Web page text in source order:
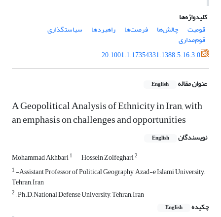
کلیدواژه‌ها
قومیت
چالش‌ها فرصت‌ها راهبردها سیاستگذاری
قوم‌مداری
20.1001.1.17354331.1388.5.16.3.0
عنوان مقاله English
A Geopolitical Analysis of Ethnicity in Iran, with
an emphasis on challenges and opportunities
نویسندگان English
Mohammad Akhbari1 Hossein Zolfeghari2
1 -Assistant Professor of Political Geography, Azad-e Islami University,
Tehran, Iran
2– Ph.D, National Defense University, Tehran, Iran
چکیده
English